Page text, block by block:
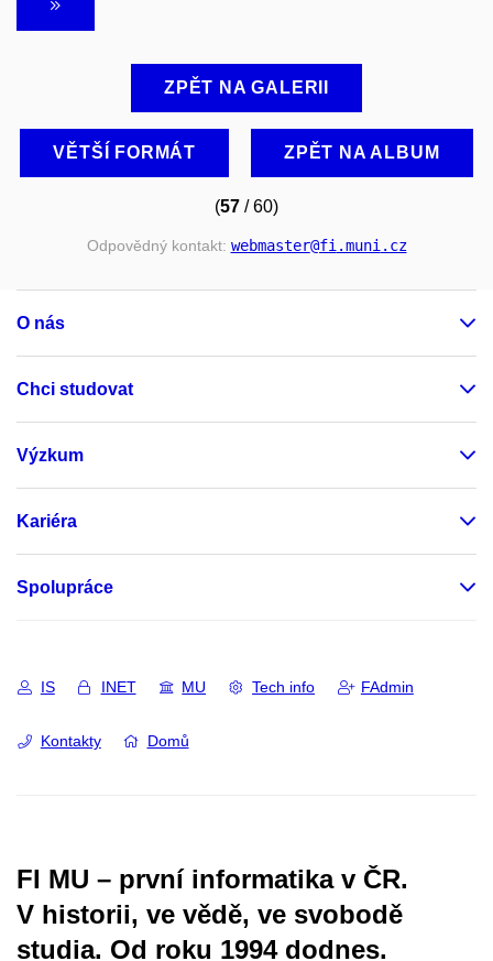
ZPĚT NA GALERII
VĚTŠÍ FORMÁT ZPĚT NA ALBUM
(57 / 60)
Odpovědný kontakt: webmaster@fi.muni.cz
O nás
Chci studovat
Výzkum
Kariéra
Spolupráce
IS INET MU Tech info FAdmin
Kontakty Domů
FI MU – první informatika v ČR.
V historii, ve vědě, ve svobodě
studia. Od roku 1994 dodnes.